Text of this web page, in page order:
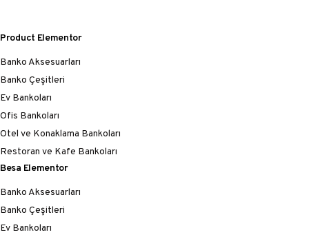
Product Elementor
Banko Aksesuarları
Banko Çeşitleri
Ev Bankoları
Ofis Bankoları
Otel ve Konaklama Bankoları
Restoran ve Kafe Bankoları
Besa Elementor
Banko Aksesuarları
Banko Çeşitleri
Ev Bankoları